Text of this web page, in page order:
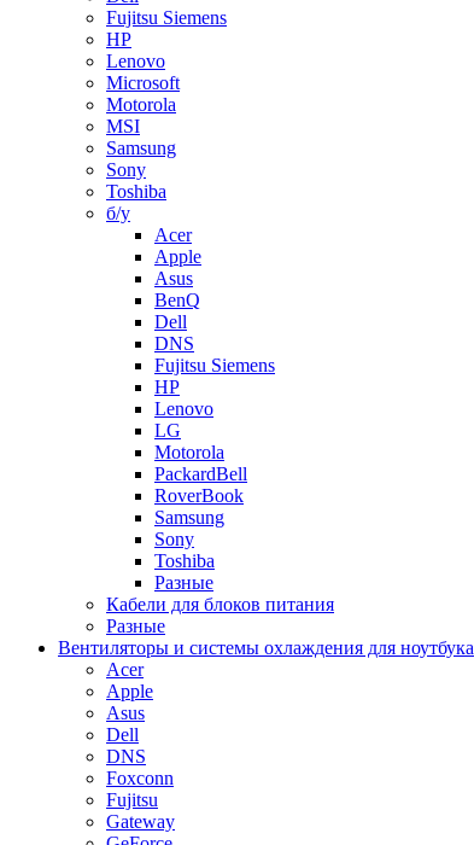
Fujitsu Siemens
HP
Lenovo
Microsoft
Motorola
MSI
Samsung
Sony
Toshiba
б/у
Acer
Apple
Asus
BenQ
Dell
DNS
Fujitsu Siemens
HP
Lenovo
LG
Motorola
PackardBell
RoverBook
Samsung
Sony
Toshiba
Разные
Кабели для блоков питания
Разные
Вентиляторы и системы охлаждения для ноутбука
Acer
Apple
Asus
Dell
DNS
Foxconn
Fujitsu
Gateway